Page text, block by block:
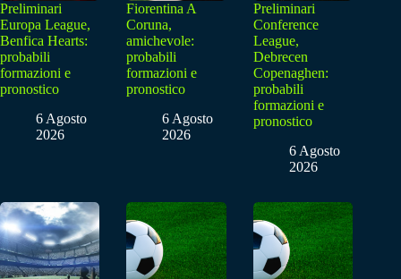
Preliminari
Europa League,
Benfica Hearts:
probabili
formazioni e
pronostico
6 Agosto
2026
Fiorentina A
Coruna,
amichevole:
probabili
formazioni e
pronostico
6 Agosto
2026
Preliminari
Conference
League,
Debrecen
Copenaghen:
probabili
formazioni e
pronostico
6 Agosto
2026